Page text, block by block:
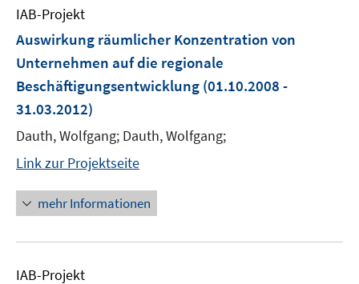
IAB-Projekt
Auswirkung räumlicher Konzentration von
Unternehmen auf die regionale
Beschäftigungsentwicklung (01.10.2008 -
31.03.2012)
Dauth, Wolfgang; Dauth, Wolfgang;
Link zur Projektseite
mehr Informationen
IAB-Projekt